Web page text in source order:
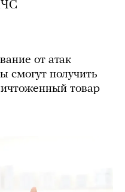
от атак
смогут получить
товар